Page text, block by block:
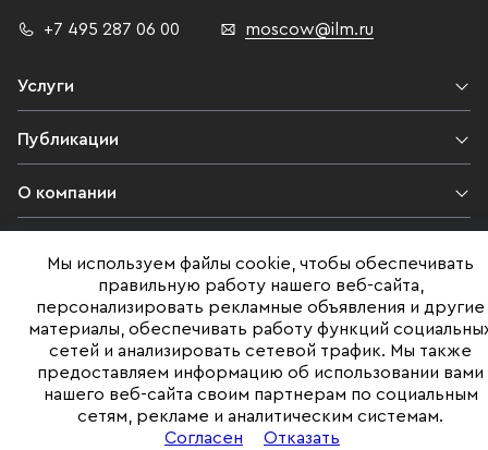
+7 495 287 06 00 moscow@ilm.ru
Услуги
Публикации
О компании
Юридическая информация
©ILM 2009-2026. Все права защищены
Представленная на сайте информация, в т.ч. стоимости объектов,
носит информационный характер
Мы используем файлы cookie, чтобы обеспечивать
правильную работу нашего веб-сайта,
персонализировать рекламные объявления и другие
материалы, обеспечивать работу функций
сетей и анализировать сетевой трафик. Мы также
предоставляем информацию об использовании вами
нашего веб-сайта своим партнерам по социальным
сетям, рекламе и аналитическим системам.
Согласен
Отказать